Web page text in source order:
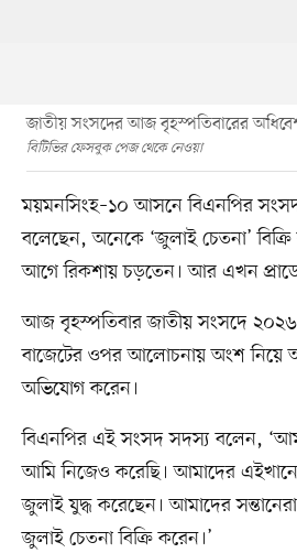
জাতীয় সংসদের আজ বৃহস্পতিবারের
বিটিভির ফেসবুক পেজ থেকে নেওয়া
ময়মনসিংহ–১০ আসনে বিএনপির
বলেছেন, অনেকে ‘জুলাই চেতনা’
আগে রিকশায় চড়তেন। আর এখন
আজ বৃহস্পতিবার জাতীয় সংসদে
বাজেটের ওপর আলোচনায় অংশ নিয়ে
অভিযোগ করেন।
বিএনপির এই সংসদ সদস্য বলেন,
আমি নিজেও করেছি। আমাদের
জুলাই যুদ্ধ করেছেন। আমাদের
জুলাই চেতনা বিক্রি করেন।’